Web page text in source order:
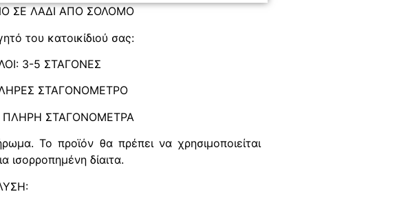
ΣΕ ΛΑΔΙ ΑΠΟ ΣΟΛΟΜΟ
του κατοικίδιού σας:
3-5 ΣΤΑΓΟΝΕΣ
ΣΤΑΓΟΝΟΜΕΤΡΟ
ΠΛΗΡΗ ΣΤΑΓΟΝΟΜΕΤΡΑ
Το προϊόν θα πρέπει να χρησιμοποιείται
ισορροπημένη δίαιτα.